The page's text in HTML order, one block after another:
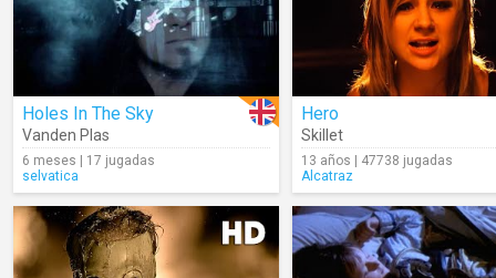
Holes In The Sky
Vanden Plas
6 meses | 17 jugadas
selvatica
Hero
Skillet
13 años | 47738 jugadas
Alcatraz